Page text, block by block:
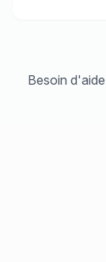
Besoin